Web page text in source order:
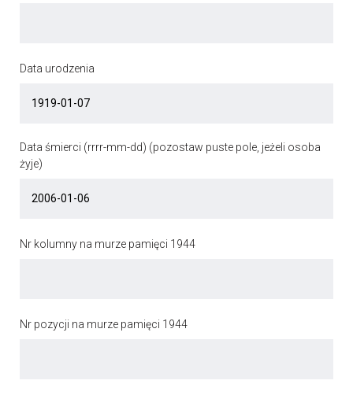
Data urodzenia
Data śmierci (rrrr-mm-dd) (pozostaw puste pole, jeżeli osoba
żyje)
Nr kolumny na murze pamięci 1944
Nr pozycji na murze pamięci 1944